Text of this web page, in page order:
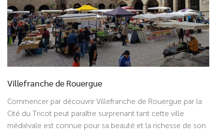
Villefranche de Rouergue
Commencer par découvrir Villefranche de Rouergue par la
Cité du Tricot peut paraître surprenant tant cette ville
médiévale est connue pour sa beauté et la richesse de son